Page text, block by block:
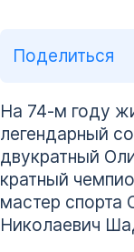
Поделиться
На 74-м году
легендарный
двукратный
кратный
мастер
Николаевич